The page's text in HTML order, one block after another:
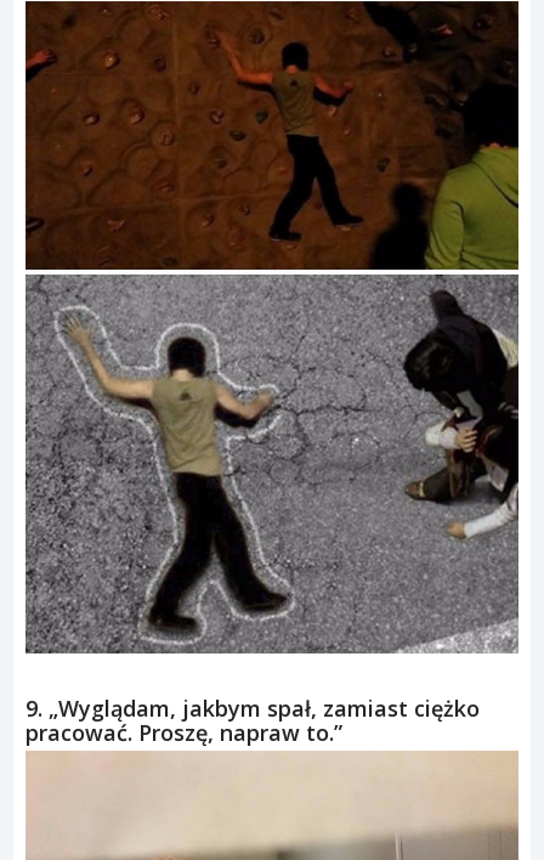
9. „Wyglądam, jakbym spał, zamiast ciężko
pracować. Proszę, napraw to.”